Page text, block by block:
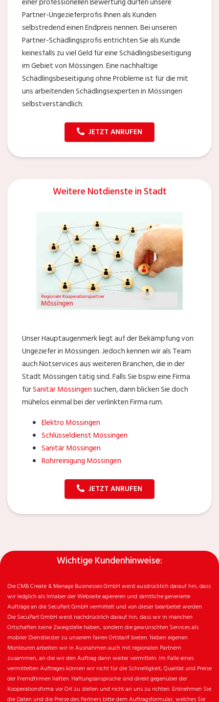
Partner-Ungezieferprofis Ihnen als Kunden
selbstredend einen Endpreis nennen. Bei unseren
Partner-Schädlingsprofis entrichten Sie als Kunde
keinesfalls zu viel Geld für eine Schädlingsbeseitigung
im Gebiet von Mössingen. Eine nachhaltige
Schädlingsbeseitigung ohne Probleme ist für die mit
uns arbeitenden Schädlingsexperten in Mössingen
selbstverständlich.
JETZT ANRUFEN
Weitere Notdienste in Stadt
Unser Hauptaugenmerk liegt auf der Bekämpfung von
Ungeziefer in Mössingen. Jedoch kennen wir als Team
auch Notservices aus weiteren Branchen, die in der
Stadt Mössingen tätig sind. Falls Sie bspw eine Firma
fürSanitär Mössingensuchen, dann blicken Sie doch
mühelos einmal bei der verlinkten Firma rum.
Elektro Mössingen
Schlüsseldienst Mössingen
Sanitär Mössingen
Rohrreinigung Mössingen
JETZT ANRUFEN
Wichtige Kundenhinweise:
Die CMB Create & Manage Businesses GmbH weist ausdrücklich darauf hin, dass
wir ledglich als Inhaber der Webseite agiereren und sämtliche generierte
Aufträge an die SecuPart GmbH vermittelt und von dieser bearbeitet werden.
Die SecuPart GmbH weist nachdrücklich darauf hin, dass wir in manchen
Ortschaften keine Zweigstelle haben, sondern die gewünschten Services als
mobiler Dienstleister zu unserem fairen Ortstarif bieten. Neben eigenen
Monteuren arbeiten wir in Ausnahmen auch mit regionalen Partnern
zusammen, an die wir den Auftrag dann weiter vermitteln. Im Falle eines
vermittelten Auftrages können wir nicht für die Schnelligkeit, Qualität und Preise
der Fremdfirmen haften. Haftungsansprüche sind direkt gegenüber der
Kooperationsfirma vor Ort zu stellen und nicht an uns zu richten. Entnehmen Sie
die Daten und die Preise des Partners bitte dem Auftragsformular, welches Sie